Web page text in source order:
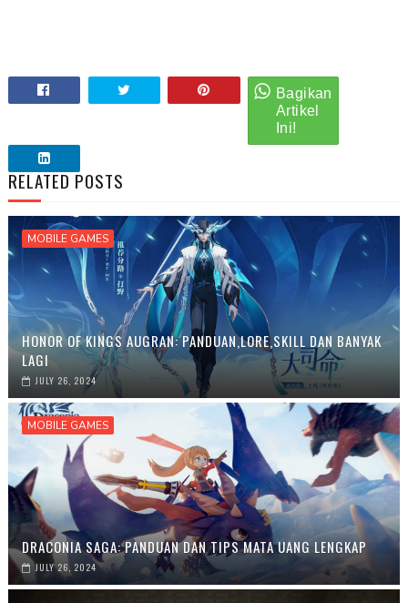
RELATED POSTS
MOBILE GAMES
HONOR OF KINGS AUGRAN: PANDUAN,LORE,SKILL DAN BANYAK
LAGI
JULY 26, 2024
MOBILE GAMES
DRACONIA SAGA: PANDUAN DAN TIPS MATA UANG LENGKAP
JULY 26, 2024